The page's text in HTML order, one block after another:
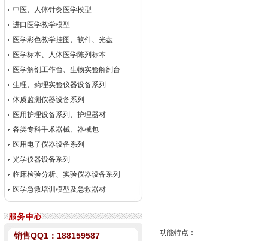
中医、人体针灸医学模型
进口医学教学模型
医学彩色教学挂图、软件、光盘
医学标本、人体医学陈列标本
医学解剖工作台、生物实验解剖台
生理、药理实验仪器设备系列
体质监测仪器设备系列
医用护理设备系列、护理器材
各类专科手术器械、器械包
医用电子仪器设备系列
光学仪器设备系列
临床检验分析、实验仪器设备系列
医学急救培训模型及急救器材
销售QQ1： 188159587
功能特点：